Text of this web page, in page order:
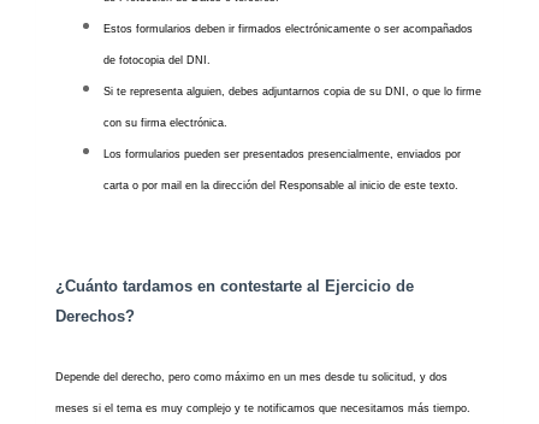
Estos formularios deben ir firmados electrónicamente o ser acompañados
de fotocopia del DNI.
Si te representa alguien, debes adjuntarnos copia de su DNI, o que lo firme
con su firma electrónica.
Los formularios pueden ser presentados presencialmente, enviados por
carta o por mail en la dirección del Responsable al inicio de este texto.
¿Cuánto tardamos en contestarte al Ejercicio de
Derechos?
Depende del derecho, pero como máximo en un mes desde tu solicitud, y dos
meses si el tema es muy complejo y te notificamos que necesitamos más tiempo.